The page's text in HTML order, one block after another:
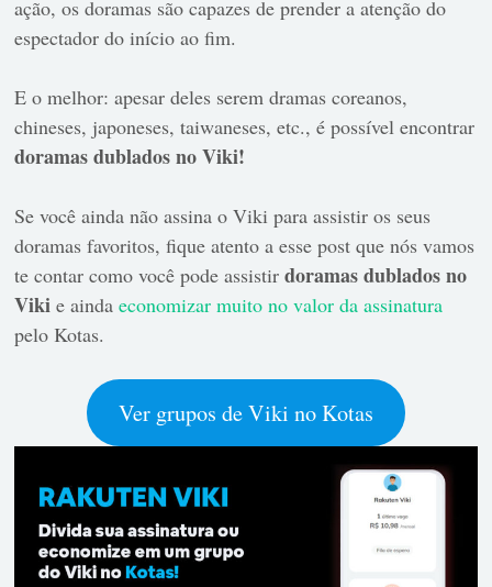
ação, os doramas são capazes de prender a atenção do
espectador do início ao fim.
E o melhor: apesar deles serem dramas coreanos,
chineses, japoneses, taiwaneses, etc., é possível encontrar
doramas dublados no Viki!
Se você ainda não assina o Viki para assistir os seus
doramas favoritos, fique atento a esse post que nós vamos
te contar como você pode assistirdoramas dublados no
Viki e aindaeconomizar muito no valor da assinatura
pelo Kotas.
Ver grupos de Viki no Kotas